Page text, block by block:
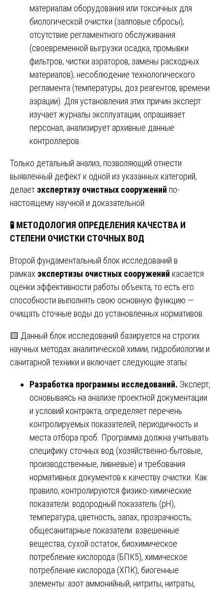
материалам оборудования или токсичных для
биологической очистки (залповые сбросы);
отсутствие регламентного обслуживания
(своевременной выгрузки осадка, промывки
фильтров, чистки аэраторов, замены расходных
материалов); несоблюдение технологического
регламента (температуры, доз реагентов, времени
аэрации). Для установления этих причин эксперт
изучает журналы эксплуатации, опрашивает
персонал, анализирует архивные данные
контроллеров.
Только детальный анализ, позволяющий отнести
выявленный дефект к одной из указанных категорий,
делает экспертизу очистных сооружений по-
настоящему научной и доказательной.
🧪 МЕТОДОЛОГИЯ ОПРЕДЕЛЕНИЯ КАЧЕСТВА И
СТЕПЕНИ ОЧИСТКИ СТОЧНЫХ ВОД
Второй фундаментальный блок исследований в
рамках экспертизы очистных сооружений касается
оценки эффективности работы объекта, то есть его
способности выполнять свою основную функцию —
очищать сточные воды до установленных нормативов.
🟨 Данный блок исследований базируется на строгих
научных методах аналитической химии, гидробиологии и
санитарной техники и включает следующие этапы:
Разработка программы исследований. Эксперт,
основываясь на анализе проектной документации
и условий контракта, определяет перечень
контролируемых показателей, периодичность и
места отбора проб. Программа должна учитывать
специфику сточных вод (хозяйственно-бытовые,
производственные, ливневые) и требования
нормативных документов к качеству очистки. Как
правило, контролируются физико-химические
показатели: водородный показатель (pH),
температура, цветность, запах, прозрачность;
общесанитарные показатели: взвешенные
вещества, сухой остаток, биохимическое
потребление кислорода (БПК5), химическое
потребление кислорода (ХПК); биогенные
элементы: азот аммонийный, нитриты, нитраты,